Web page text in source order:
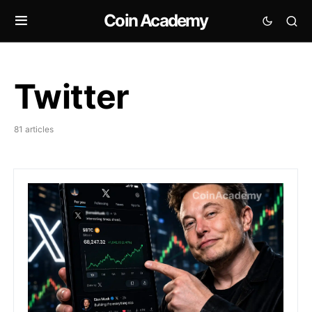
Coin Academy
Twitter
81 articles
X lance les Cashtags : graphiques crypto et actions